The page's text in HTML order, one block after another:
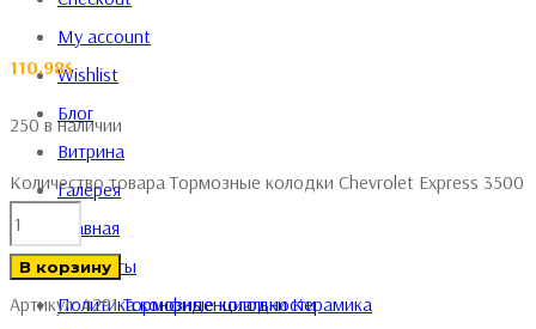
My account
Wishlist
Блог
Витрина
Галерея
Главная
Контакты
Политика конфиденциальности
110.98$
250 в наличии
Количество товара Тормозные колодки Chevrolet Express 3500
В корзину
Артикул:4291 Тормозные колодки Керамика